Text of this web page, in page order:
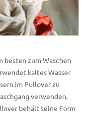
besten zum Waschen
kaltes Wasser
im Pullover zu
verwenden,
behält seine Form